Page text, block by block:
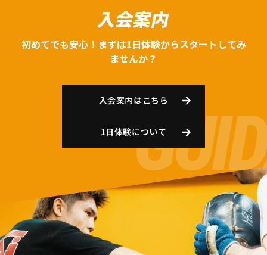
入会案内
初めてでも安心！まずは1日体験からスタートしてみ
ませんか？
入会案内はこちら
1日体験について